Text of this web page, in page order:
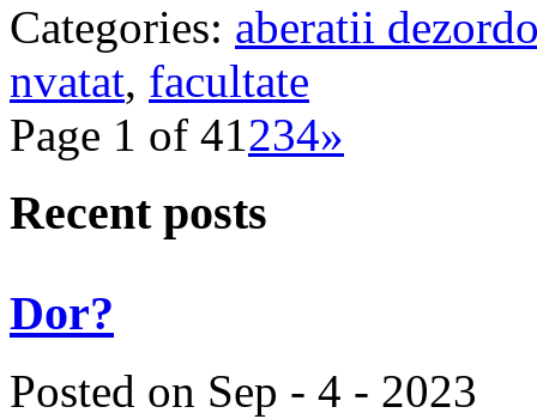
Categories: aberatii
nvatat, facultate
Page 1 of 41234»
Recent posts
Dor?
Posted on Sep - 4 - 2023